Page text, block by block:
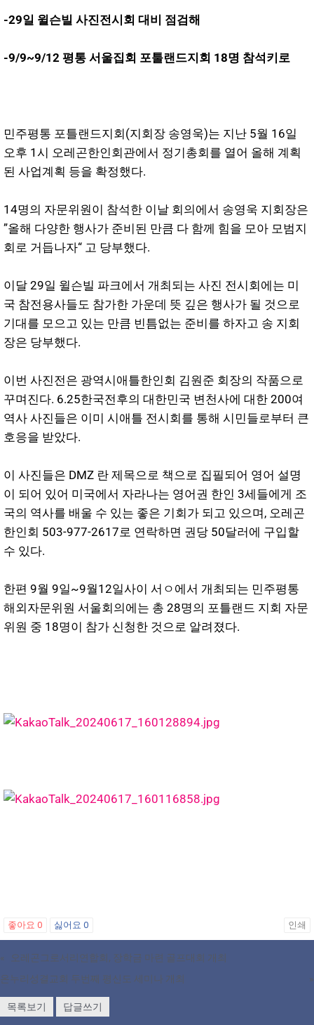
-29일 윌슨빌 사진전시회 대비 점검해
-9/9~9/12 평통 서울집회 포툴랜드지회 18명 참석키로
민주평통 포틀랜드지회(지회장 송영욱)는 지난 5월 16일
오후 1시 오레곤한인회관에서 정기총회를 열어 올해 계획
된 사업계획 등을 확정했다.
14명의 자문위원이 참석한 이날 회의에서 송영욱 지회장은
”올해 다양한 행사가 준비된 만큼 다 함께 힘을 모아 모범지
회로 거듭나자“ 고 당부했다.
이달 29일 윌슨빌 파크에서 개최되는 사진 전시회에는 미
국 참전용사들도 참가한 가운데 뜻 깊은 행사가 될 것으로
기대를 모으고 있는 만큼 빈틈없는 준비를 하자고 송 지회
장은 당부했다.
이번 사진전은 광역시애틀한인회 김원준 회장의 작품으로
꾸며진다. 6.25한국전후의 대한민국 변천사에 대한 200여
역사 사진들은 이미 시애틀 전시회를 통해 시민들로부터 큰
호응을 받았다.
이 사진들은 DMZ 란 제목으로 책으로 집필되어 영어 설명
이 되어 있어 미국에서 자라나는 영어권 한인 3세들에게 조
국의 역사를 배울 수 있는 좋은 기회가 되고 있으며, 오레곤
한인회 503-977-2617로 연락하면 권당 50달러에 구입할
수 있다.
한편 9월 9일~9월12일사이 서ㅇ에서 개최되는 민주평통
해외자문위원 서울회의에는 총 28명의 포틀랜드 지회 자문
위원 중 18명이 참가 신청한 것으로 알려졌다.
좋아요 0 싫어요 0 인쇄
«
오레곤그로서리연합회, 장학금 마련 골프대회 개최
온누리성결교회 두번째 평신도 세미나 개최
»
목록보기 답글쓰기